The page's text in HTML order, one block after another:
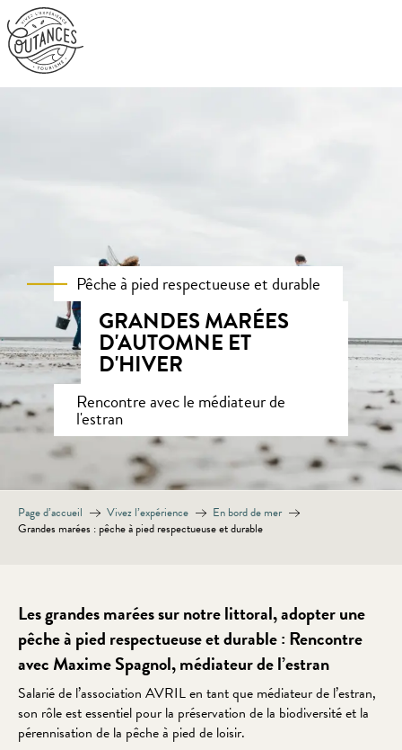
Aller
au
contenu
principal
Pêche à pied respectueuse et durable
GRANDES MARÉES
D'AUTOMNE ET
D'HIVER
Rencontre avec le médiateur de
l'estran
Page d’accueil Vivez l’expérience
En bord de mer
Grandes marées : pêche à pied respectueuse et durable
Les grandes marées sur notre littoral, adopter une
pêche à pied respectueuse et durable : Rencontre
avec Maxime Spagnol, médiateur de l’estran
Salarié de l’association AVRIL en tant que médiateur de l’estran,
son rôle est essentiel pour la préservation de la biodiversité et la
pérennisation de la pêche à pied de loisir.